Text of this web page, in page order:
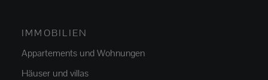
IMMOBILIEN
Appartements und Wohnungen
Häuser und villas